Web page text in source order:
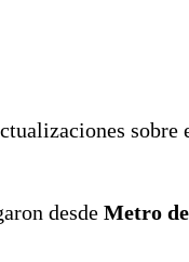
sobre
desde Metro